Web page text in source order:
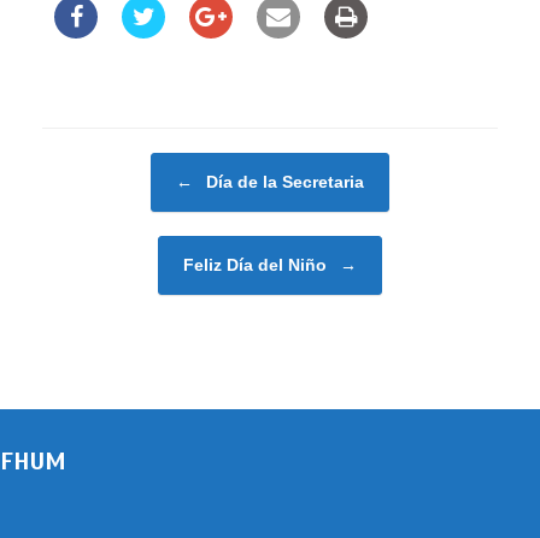
←
Día de la Secretaria
Feliz Día del Niño →
FHUM